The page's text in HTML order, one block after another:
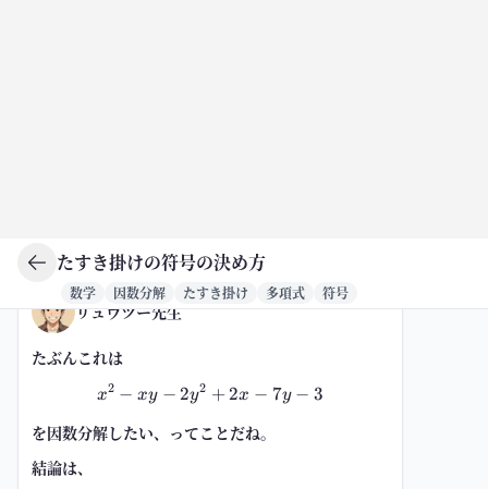
リュウツー先生
たぶんこれは
x^2-xy-2y^2+2x-7y-3
x2 − xy − 2y2 +2x − 7y − 3
を因数分解したい、ってことだね。
結論は、